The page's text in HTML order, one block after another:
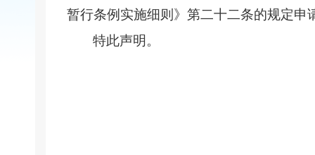
暂行条例实施细则》第二十二条的规定
特此声明。